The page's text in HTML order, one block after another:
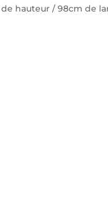
hauteur / 98cm de